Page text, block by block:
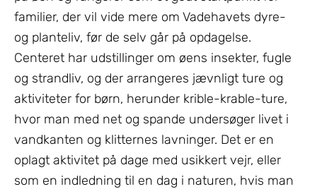
familier, der vil vide mere om Vadehavets dyre-
og planteliv, før de selv går på opdagelse.
Centeret har udstillinger om øens insekter, fugle
og strandliv, og der arrangeres jævnligt ture og
aktiviteter for børn, herunder krible-krable-ture,
hvor man med net og spande undersøger livet i
vandkanten og klitternes lavninger. Det er en
oplagt aktivitet på dage med usikkert vejr, eller
som en indledning til en dag i naturen, hvis man